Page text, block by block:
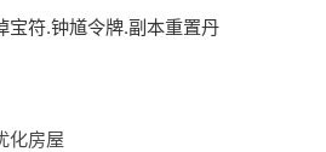
符.钟馗令牌.副本重置丹
化房屋